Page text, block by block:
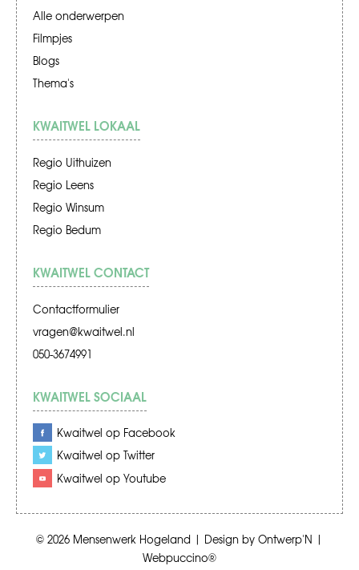
Alle onderwerpen
Filmpjes
Blogs
Thema's
KWAITWEL LOKAAL
Regio Uithuizen
Regio Leens
Regio Winsum
Regio Bedum
KWAITWEL CONTACT
Contactformulier
vragen@kwaitwel.nl
050-3674991
KWAITWEL SOCIAAL
Kwaitwel op Facebook
Kwaitwel op Twitter
Kwaitwel op Youtube
© 2026 Mensenwerk Hogeland | Design by Ontwerp'N |
Webpuccino®